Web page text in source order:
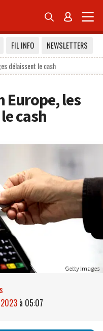
 
FIL INFO
NEWSLETTERS
délaissent le cash
Europe, les
cash
Getty Images
à 05:07